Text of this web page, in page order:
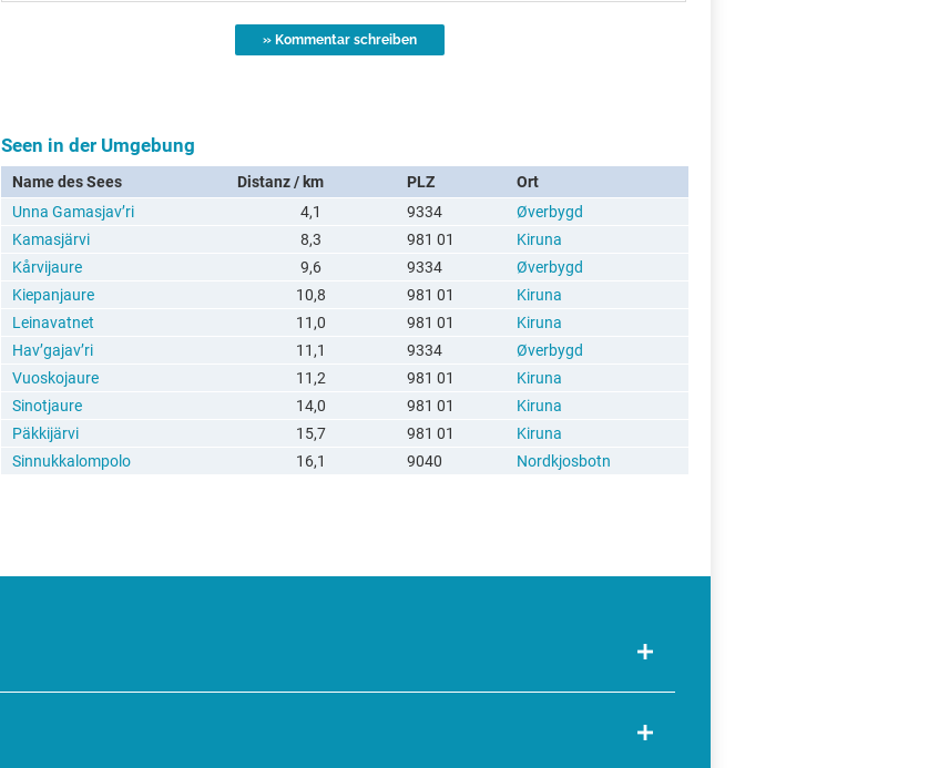
Seen in der Umgebung
Name des Sees Distanz / km PLZ
Ort
Unna Gamasjav’ri
4,1 9334
Øverbygd
Kamasjärvi
8,3 981 01
Kiruna
Kårvijaure
9,6 9334
Øverbygd
Kiepanjaure
10,8 981 01
Kiruna
Leinavatnet
11,0 981 01
Kiruna
Hav’gajav’ri
11,1 9334
Øverbygd
Vuoskojaure
11,2 981 01
Kiruna
Sinotjaure
14,0 981 01
Kiruna
Päkkijärvi
15,7 981 01
Kiruna
Sinnukkalompolo
16,1 9040 Nordkjosbotn